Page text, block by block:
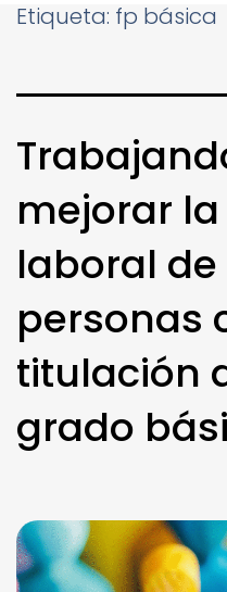
Etiqueta: fp básica
mejorar
laboral de
personas
titulación
grado